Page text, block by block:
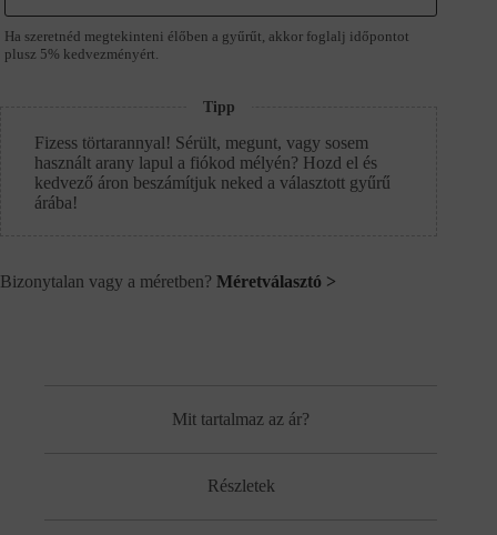
Ha szeretnéd megtekinteni élőben a gyűrűt, akkor foglalj időpontot
plusz 5% kedvezményért.
Tipp
Fizess törtarannyal! Sérült, megunt, vagy sosem
használt arany lapul a fiókod mélyén? Hozd el és
kedvező áron beszámítjuk neked a választott gyűrű
árába!
Bizonytalan vagy a méretben? Méretválasztó >
Mit tartalmaz az ár?
Részletek